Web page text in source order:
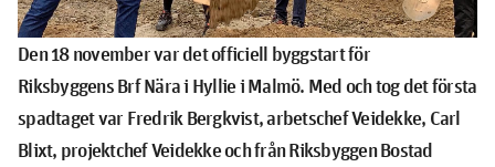
Den 18 november var det officiell byggstart för
Riksbyggens Brf Nära i Hyllie i Malmö. Med och tog det första
spadtaget var Fredrik Bergkvist, arbetschef Veidekke, Carl
Blixt, projektchef Veidekke och frånRiksbyggen Bostad